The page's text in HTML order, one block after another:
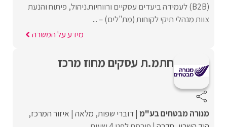
(B2B) לעמידה ביעדים עסקיים ורווחיות.ניהול, פיתוח והנעת
צוות מנהלי תיקי לקוחות (מת"לים) – ...
מידע על המשרה
חתמ.ת עסקים מחוז מרכז
מנורה מבטחים בע"מ דוברי שפות מלאה איזור המרכז